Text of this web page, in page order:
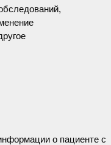
о пациенте с